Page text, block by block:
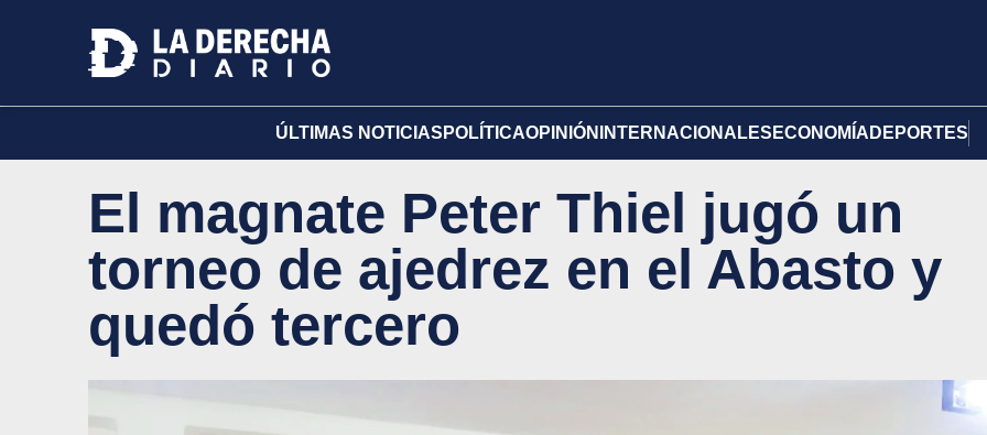
ÚLTIMAS NOTICIAS POLÍTICAOPINIÓN INTERNACIONALES ECONOMÍA DEPORTES
El magnate Peter Thiel jugó un
torneo de ajedrez en el Abasto y
quedó tercero